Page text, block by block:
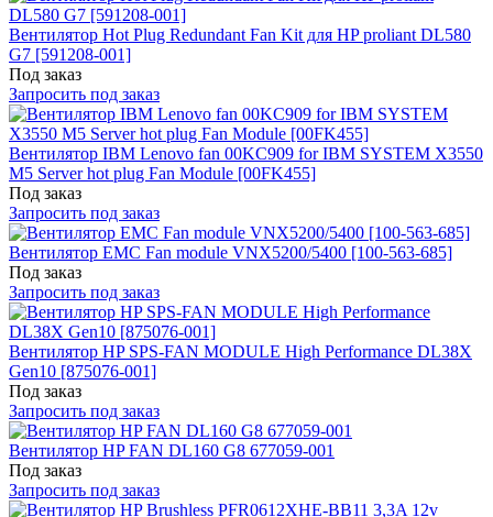
Вентилятор Hot Plug Redundant Fan Kit для HP proliant DL580
G7 [591208-001]
Под заказ
Запросить под заказ
Вентилятор IBM Lenovo fan 00KC909 for IBM SYSTEM X3550
M5 Server hot plug Fan Module [00FK455]
Под заказ
Запросить под заказ
Вентилятор EMC Fan module VNX5200/5400 [100-563-685]
Под заказ
Запросить под заказ
Вентилятор HP SPS-FAN MODULE High Performance DL38X
Gen10 [875076-001]
Под заказ
Запросить под заказ
Вентилятор HP FAN DL160 G8 677059-001
Под заказ
Запросить под заказ